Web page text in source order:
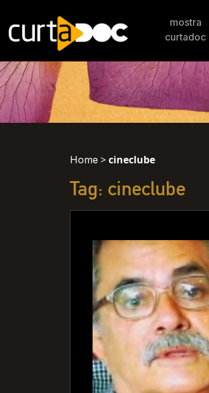
mostra
curtadoc
Home >cineclube
Tag: cineclube